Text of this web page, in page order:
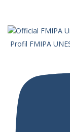
Profil FMIPA